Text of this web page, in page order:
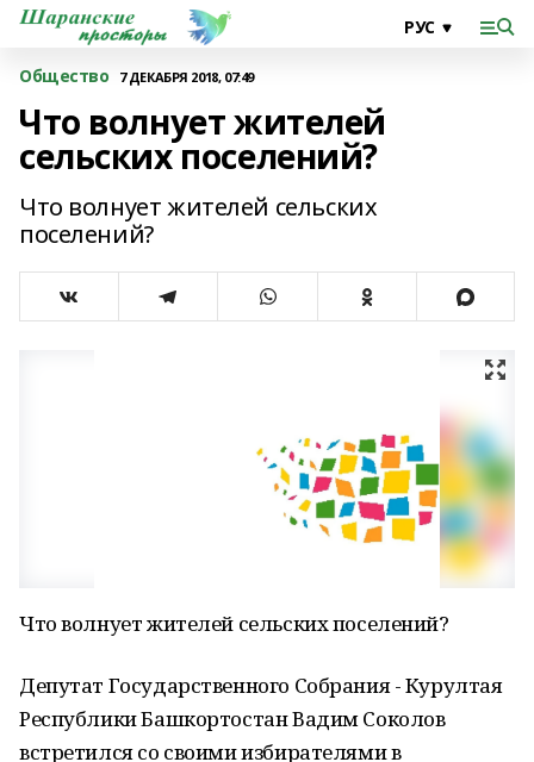
Общество 7 ДЕКАБРЯ 2018, 07:49
Что волнует жителей
сельских поселений?
Что волнует жителей сельских
поселений?
Что волнует жителей сельских поселений?
Депутат Государственного Собрания - Курултая
Республики Башкортостан Вадим Соколов
встретился со своими избирателями в